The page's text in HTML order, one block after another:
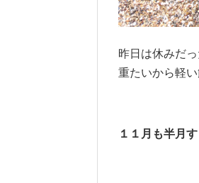
昨日は休みだ
重たいから軽い
１１月も半月